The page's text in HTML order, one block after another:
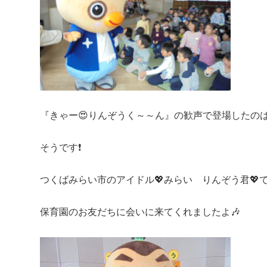
『きゃー😍りんぞうく～～ん』の歓声で登場したの
そうです❗
つくばみらい市のアイドル💖みらい りんぞう君💖
保育園のお友だちに会いに来てくれましたよ🎶